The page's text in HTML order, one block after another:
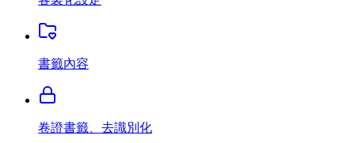
書籤內容
卷證書籤、去識別化